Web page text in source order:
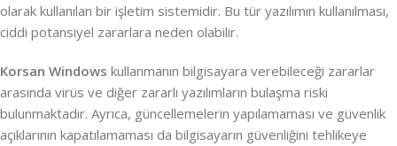
olarak kullanılan bir işletim sistemidir. Bu tür yazılımın kullanılması,
ciddi potansiyel zararlara neden olabilir.
Korsan Windows kullanmanın bilgisayara verebileceği zararlar
arasında virüs ve diğer zararlı yazılımların bulaşma riski
bulunmaktadır. Ayrıca, güncellemelerin yapılamaması ve güvenlik
açıklarının kapatılamaması da bilgisayarın güvenliğini tehlikeye